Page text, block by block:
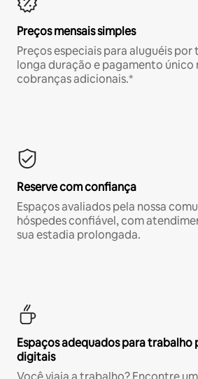
Preços mensais simples
Preços especiais para aluguéis
longa duração e pagamento único
cobranças adicionais.*
Reserve com confiança
Espaços avaliados pela nossa
hóspedes confiável, com
sua estadia prolongada.
Espaços adequados para trabalho
digitais